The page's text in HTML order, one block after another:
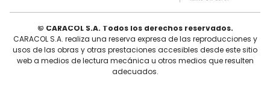
© CARACOL S.A. Todos los derechos reservados.
CARACOL S.A. realiza una reserva expresa de las reproducciones y
usos de las obras y otras prestaciones accesibles desde este sitio
web a medios de lectura mecánica u otros medios que resulten
adecuados.